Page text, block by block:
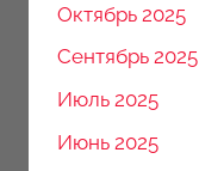
Октябрь 2025
Сентябрь 2025
Июль 2025
Июнь 2025